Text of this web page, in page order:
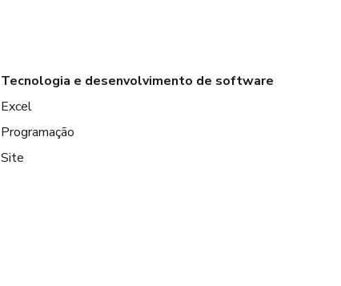
Tecnologia e desenvolvimento de software
Excel
Programação
Site